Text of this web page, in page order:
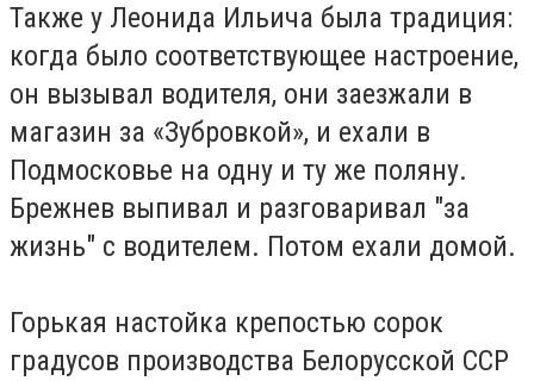
Также у Леонида Ильича была традиция:
когда было соответствующее настроение,
он вызывал водителя, они заезжали в
магазин за «Зубровкой», и ехали в
Подмосковье на одну и ту же поляну.
Брежнев выпивал и разговаривал "за
жизнь" с водителем. Потом ехали домой.
Горькая настойка крепостью сорок
градусов производства Белорусской ССР